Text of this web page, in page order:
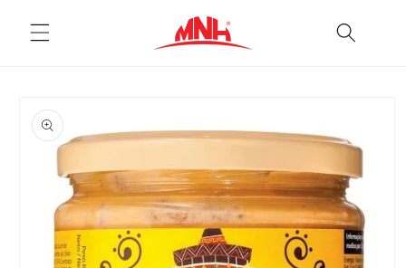
para o
conteúdo
informações
do produto